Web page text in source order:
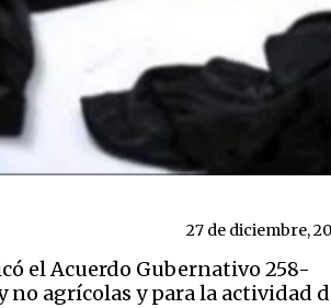
27 de diciembre,
el Acuerdo Gubernativo 258-
agrícolas y para la actividad